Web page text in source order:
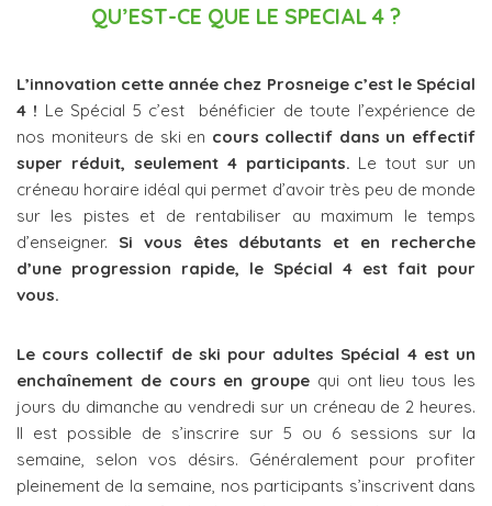
QU’EST-CE QUE LE SPECIAL 4 ?
L’innovation cette année chez Prosneige c’est le Spécial
4 ! Le Spécial 5 c’est bénéficier de toute l’expérience de
nos moniteurs de ski en cours collectif dans un effectif
super réduit, seulement 4 participants. Le tout sur un
créneau horaire idéal qui permet d’avoir très peu de monde
sur les pistes et de rentabiliser au maximum le temps
d’enseigner. Si vous êtes débutants et en recherche
d’une progression rapide, le Spécial 4 est fait pour
vous.
Le cours collectif de ski pour adultes Spécial 4 est un
enchaînement de cours en groupe qui ont lieu tous les
jours du dimanche au vendredi sur un créneau de 2 heures.
Il est possible de s’inscrire sur 5 ou 6 sessions sur la
semaine, selon vos désirs. Généralement pour profiter
pleinement de la semaine, nos participants s’inscrivent dans